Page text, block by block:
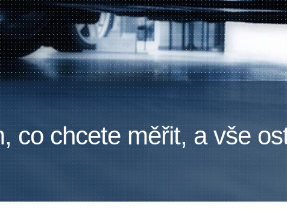
co chcete měřit, a vše